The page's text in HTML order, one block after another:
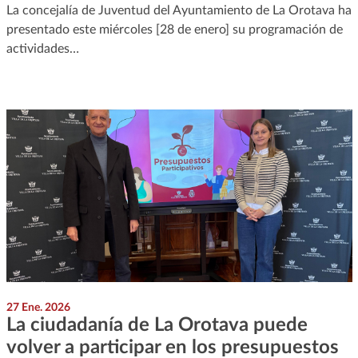
La concejalía de Juventud del Ayuntamiento de La Orotava ha
presentado este miércoles [28 de enero] su programación de
actividades…
27 Ene. 2026
La ciudadanía de La Orotava puede
volver a participar en los presupuestos